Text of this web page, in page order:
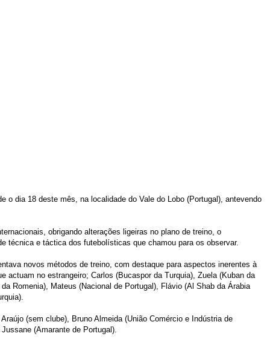
o dia 18 deste mês, na localidade do Vale do Lobo (Portugal), antevendo
obrigando alterações ligeiras no plano de treino, o
técnica e táctica dos futebolísticas que chamou para os observar.
novos métodos de treino, com destaque para aspectos inerentes à
no estrangeiro; Carlos (Bucaspor da Turquia), Zuela (Kuban da
Romenia), Mateus (Nacional de Portugal), Flávio (Al Shab da Árabia
(sem clube), Bruno Almeida (União Comércio e Indústria de
(Amarante de Portugal).